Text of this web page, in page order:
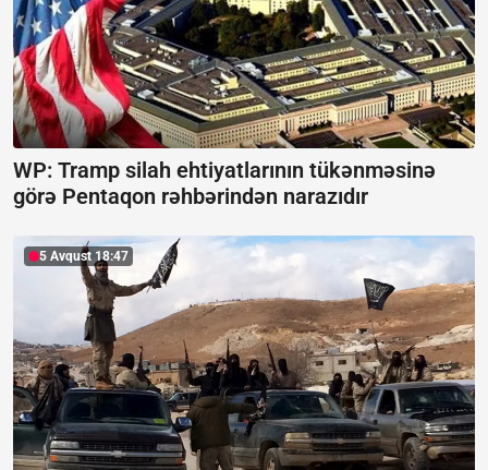
WP: Tramp silah ehtiyatlarının tükənməsinə
görə Pentaqon rəhbərindən narazıdır
5 Avqust 18:47